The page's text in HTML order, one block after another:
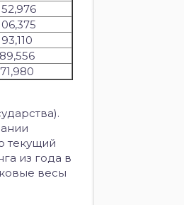
93,110
89,556
71,980
текущий
из года в
весы